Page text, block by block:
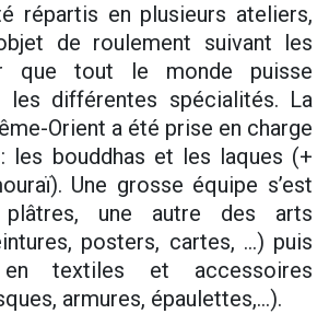
répartis en plusieurs ateliers,
de roulement suivant les
que tout le monde puisse
les différentes spécialités. La
Orient a été prise en charge
les bouddhas et les laques (+
Une grosse équipe s’est
une autre des arts
posters, cartes, …) puis
textiles et accessoires
armures, épaulettes,…).